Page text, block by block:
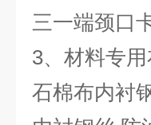
三一端颈口
3、材料专
石棉布内衬